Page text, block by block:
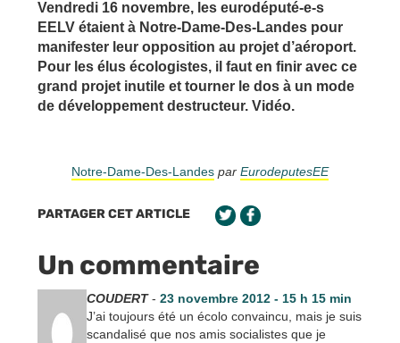
Vendredi 16 novembre, les eurodéputé-e-s
EELV étaient à Notre-Dame-Des-Landes pour
manifester leur opposition au projet d’aéroport.
Pour les élus écologistes, il faut en finir avec ce
grand projet inutile et tourner le dos à un mode
de développement destructeur. Vidéo.
Notre-Dame-Des-Landes par EurodeputesEE
PARTAGER CET ARTICLE
Un commentaire
COUDERT- 23 novembre 2012 - 15 h 15 min
J’ai toujours été un écolo convaincu, mais je suis
scandalisé que nos amis socialistes que je